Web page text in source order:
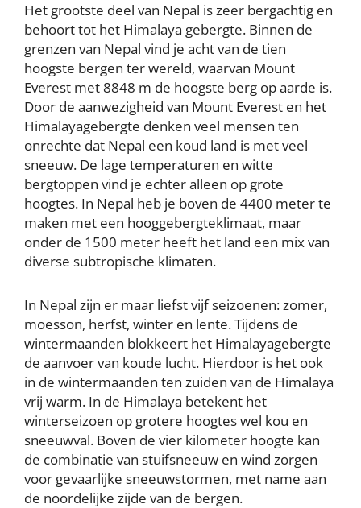
Het grootste deel van Nepal is zeer bergachtig en
behoort tot het Himalaya gebergte. Binnen de
grenzen van Nepal vind je acht van de tien
hoogste bergen ter wereld, waarvan Mount
Everest met 8848 m de hoogste berg op aarde is.
Door de aanwezigheid van Mount Everest en het
Himalayagebergte denken veel mensen ten
onrechte dat Nepal een koud land is met veel
sneeuw. De lage temperaturen en witte
bergtoppen vind je echter alleen op grote
hoogtes. In Nepal heb je boven de 4400 meter te
maken met een hooggebergteklimaat, maar
onder de 1500 meter heeft het land een mix van
diverse subtropische klimaten.
In Nepal zijn er maar liefst vijf seizoenen: zomer,
moesson, herfst, winter en lente. Tijdens de
wintermaanden blokkeert het Himalayagebergte
de aanvoer van koude lucht. Hierdoor is het ook
in de wintermaanden ten zuiden van de Himalaya
vrij warm. In de Himalaya betekent het
winterseizoen op grotere hoogtes wel kou en
sneeuwval. Boven de vier kilometer hoogte kan
de combinatie van stuifsneeuw en wind zorgen
voor gevaarlijke sneeuwstormen, met name aan
de noordelijke zijde van de bergen.